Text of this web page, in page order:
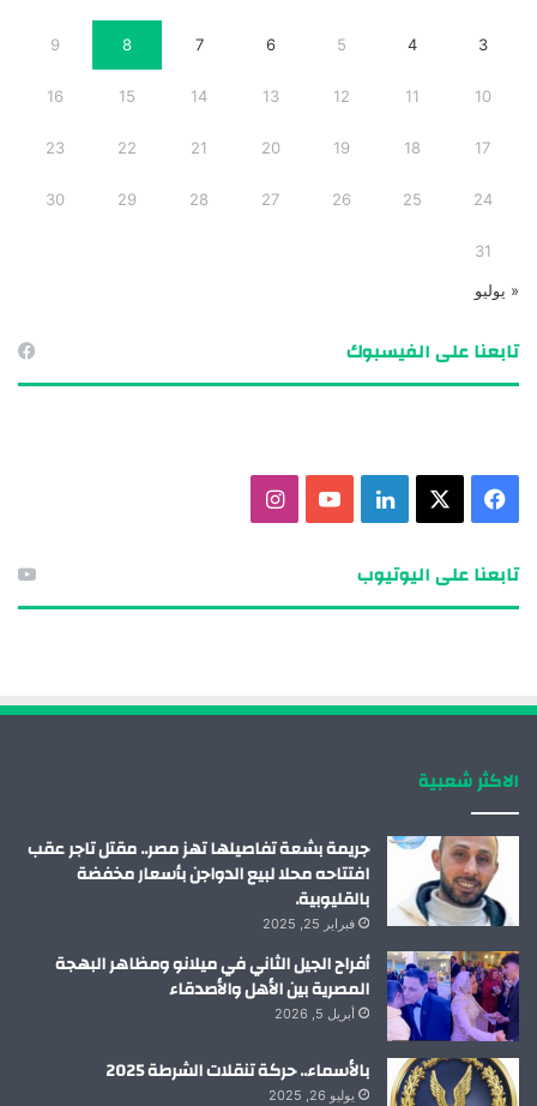
3
4
5
6
7
8
9
10
11
12
13
14
15
16
17
18
19
20
21
22
23
24
25
26
27
28
29
30
31
« يوليو
تابعنا على الفيسبوك
م
تابعنا على اليوتيوب
الاكثر شعبية
جريمة بشعة تفاصيلها تهز مصر.. مقتل تاجر عقب
افتتاحه محلا لبيع الدواجن بأسعار مخفضة
بالقليوبية.
فبراير 25, 2025
أفراح الجيل الثاني في ميلانو ومظاهر البهجة
المصرية بين الأهل والأصدقاء
أبريل 5, 2026
بالأسماء.. حركة تنقلات الشرطة 2025
يوليو 26, 2025